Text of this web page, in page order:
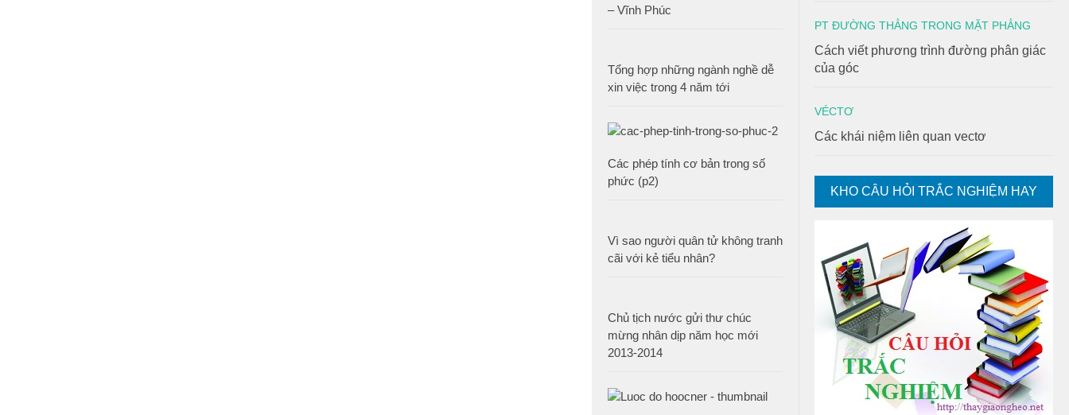
PT ĐƯỜNG THẲNG TRONG MẶT PHẲNG
Cách viết phương trình đường phân giác
của góc
VÉCTƠ
Các khái niệm liên quan vectơ
KHO CÂU HỎI TRẮC NGHIỆM HAY
– Vĩnh Phúc
Tổng hợp những ngành nghề dễ
xin việc trong 4 năm tới
Các phép tính cơ bản trong số
phức (p2)
Vì sao người quân tử không tranh
cãi với kẻ tiểu nhân?
Chủ tịch nước gửi thư chúc
mừng nhân dịp năm học mới
2013-2014